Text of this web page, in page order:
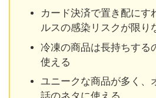
カード決済で置き配にす
ルスの感染リスクが限り
冷凍の商品は長持ちする
使える
ユニークな商品が多く、